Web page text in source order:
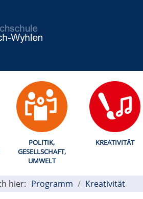
POLITIK,
GESELLSCHAFT,
UMWELT
KREATIVITÄT
hier: Programm Kreativität